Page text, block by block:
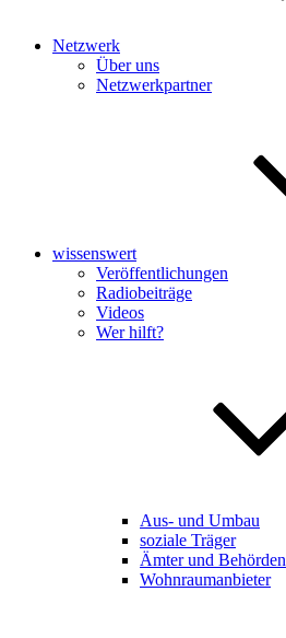
Netzwerk
Über uns
Netzwerkpartner
wissenswert
Veröffentlichungen
Radiobeiträge
Videos
Wer hilft?
Aus- und Umbau
soziale Träger
Ämter und Behörden
Wohnraumanbieter